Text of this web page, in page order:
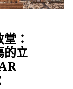
：
的立